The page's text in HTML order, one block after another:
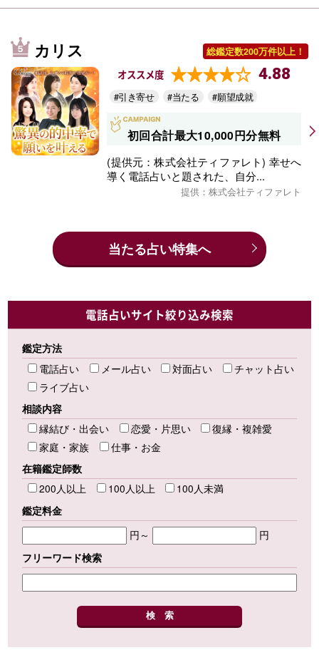
カリス 総鑑定数200万件以上！
オススメ度 4.88
#引き寄せ #当たる #願望成就
初回合計最大10,000円分無料
(提供元：株式会社ティファレト) 幸せへ
導く電話占いと題された、自分...
提供：株式会社ティファレト
当たる占い特集へ
電話占いサイト絞り込み検索
鑑定方法
電話占い
メール占い 対面占い
チャット占い
ライブ占い
相談内容
縁結び・出会い
恋愛・片思い
復縁・複雑愛
家庭・家族
仕事・お金
在籍鑑定師数
200人以上
100人以上
100人未満
鑑定料金
円～
円
フリーワード検索